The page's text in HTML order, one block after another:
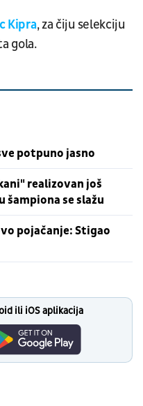
Kipra, za čiju selekciju
gola.
potpuno jasno
realizovan još
šampiona se slažu
pojačanje: Stigao
ili iOS aplikacija